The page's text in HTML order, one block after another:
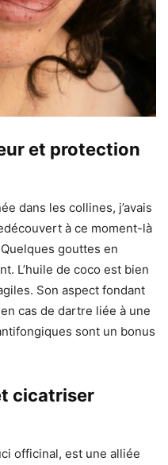
et protection
dans les collines, j’avais
à ce moment-là
gouttes en
L’huile de coco est bien
Son aspect fondant
cas de dartre liée à une
sont un bonus
cicatriser
officinal, est une alliée